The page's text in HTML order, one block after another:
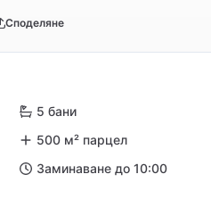
Споделяне
5 бани
500 м² парцел
Заминаване до 10:00